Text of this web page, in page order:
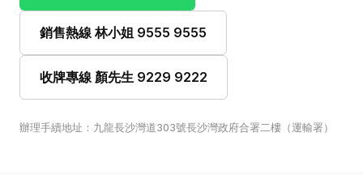
銷售熱線 林小姐 9555 9555
收牌專線 顏先生 9229 9222
辦理手續地址：九龍長沙灣道303號長沙灣政府合署二樓（運輸署）